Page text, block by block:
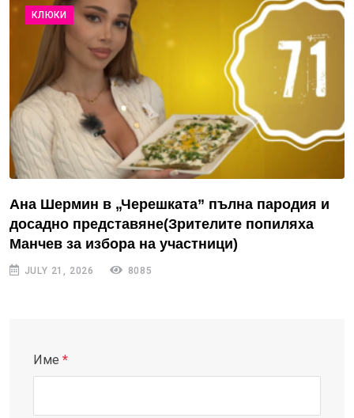
КЛЮКИ
Ана Шермин в „Черешката” пълна пародия и
досадно представяне(Зрителите попиляха
Манчев за избора на участници)
JULY 21, 2026 8085
Име *